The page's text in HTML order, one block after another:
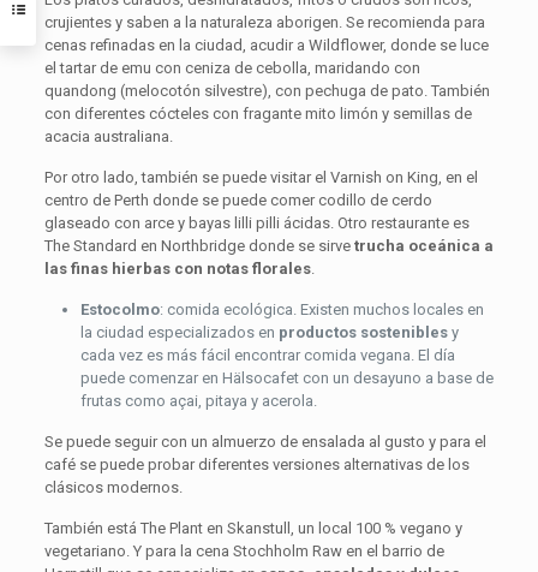
crujientes y saben a la naturaleza aborigen. Se recomienda para
cenas refinadas en la ciudad, acudir a Wildflower, donde se luce
el tartar de emu con ceniza de cebolla, maridando con
quandong (melocotón silvestre), con pechuga de pato. También
con diferentes cócteles con fragante mito limón y semillas de
acacia australiana.
Por otro lado, también se puede visitar el Varnish on King, en el
centro de Perth donde se puede comer codillo de cerdo
glaseado con arce y bayas lilli pilli ácidas. Otro restaurante es
The Standard en Northbridge donde se sirvetrucha oceánica a
las finas hierbas con notas florales.
Estocolmo: comida ecológica. Existen muchos locales en
la ciudad especializados en productos sosteniblesy
cada vez es más fácil encontrar comida vegana. El día
puede comenzar en Hälsocafet con un desayuno a base de
frutas como açai, pitaya y acerola.
Se puede seguir con un almuerzo de ensalada al gusto y para el
café se puede probar diferentes versiones alternativas de los
clásicos modernos.
También está The Plant en Skanstull, un local 100 % vegano y
vegetariano. Y para la cena Stochholm Raw en el barrio de